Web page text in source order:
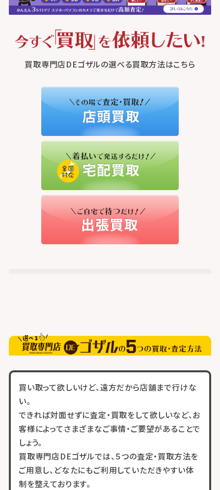
買取専門店DEゴザルの選べる買取方法はこちら
買い取って欲しいけど、遠方だから店舗まで行けな
い。
できれば対面せずに査定・買取をして欲しいなど、お
客様によってさまざまなご事情・ご要望があることで
しょう。
買取専門店DEゴザルでは、５つの査定・買取方法を
ご用意し、どなたにもご利用していただきやすい体
制を整えております。